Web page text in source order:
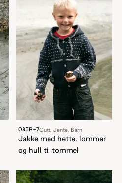
085R-7Gutt, Jente, Barn
Jakke med hette, lommer
og hull til tommel